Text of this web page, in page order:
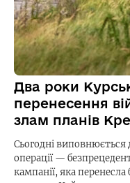
Два роки
перенесення
злам планів
Сьогодні виповнюється
операції —
кампанії, яка